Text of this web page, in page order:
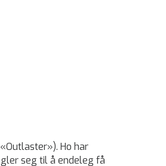
Ho har
seg til å endeleg få